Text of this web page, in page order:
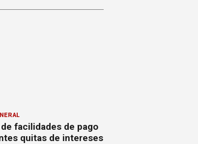
facilidades de pago
quitas de intereses